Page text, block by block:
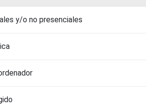
y/o no presenciales